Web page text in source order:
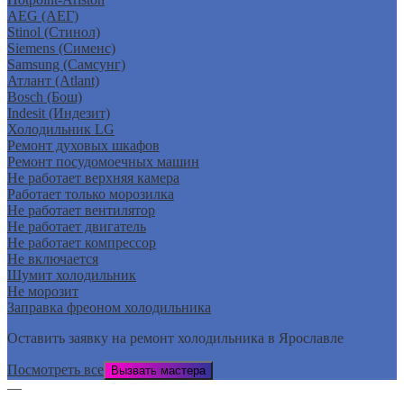
AEG (АЕГ)
Stinol (Стинол)
Siemens (Сименс)
Samsung (Самсунг)
Атлант (Atlant)
Bosch (Бош)
Indesit (Индезит)
Холодильник LG
Ремонт духовых шкафов
Ремонт посудомоечных машин
Не работает верхняя камера
Работает только морозилка
Не работает вентилятор
Не работает двигатель
Не работает компрессор
Не включается
Шумит холодильник
Не морозит
Заправка фреоном холодильника
Оставить заявку на ремонт холодильника в Ярославле
Посмотреть все Вызвать мастера
—